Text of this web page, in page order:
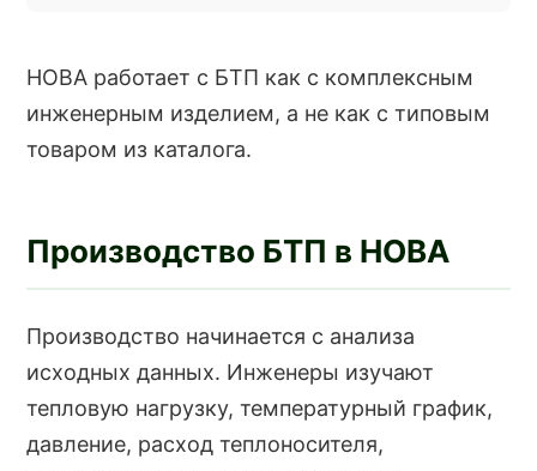
НОВА работает с БТП как с комплексным
инженерным изделием, а не как с типовым
товаром из каталога.
Производство БТП в НОВА
Производство начинается с анализа
исходных данных. Инженеры изучают
тепловую нагрузку, температурный график,
давление, расход теплоносителя,